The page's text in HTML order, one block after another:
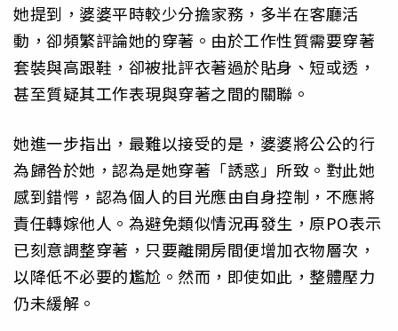
她提到，婆婆平時較少分擔家務，多半在客廳活
動，卻頻繁評論她的穿著。由於工作性質需要穿著
套裝與高跟鞋，卻被批評衣著過於貼身、短或透，
甚至質疑其工作表現與穿著之間的關聯。
她進一步指出，最難以接受的是，婆婆將公公的行
為歸咎於她，認為是她穿著「誘惑」所致。對此她
感到錯愕，認為個人的目光應由自身控制，不應將
責任轉嫁他人。為避免類似情況再發生，原PO表示
已刻意調整穿著，只要離開房間便增加衣物層次，
以降低不必要的尷尬。然而，即使如此，整體壓力
仍未緩解。